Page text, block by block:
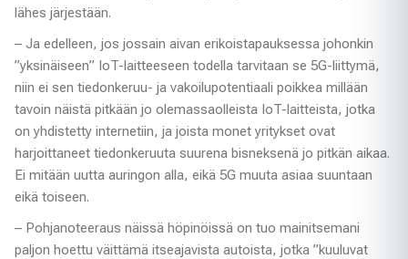
lähes järjestään.
– Ja edelleen, jos jossain aivan erikoistapauksessa johonkin
”yksinäiseen” IoT-laitteeseen todella tarvitaan se 5G-liittymä,
niin ei sen tiedonkeruu- ja vakoilupotentiaali poikkea millään
tavoin näistä pitkään jo olemassaolleista IoT-laitteista, jotka
on yhdistetty internetiin, ja joista monet yritykset ovat
harjoittaneet tiedonkeruuta suurena bisneksenä jo pitkän aikaa.
Ei mitään uutta auringon alla, eikä 5G muuta asiaa suuntaan
eikä toiseen.
– Pohjanoteeraus näissä höpinöissä on tuo mainitsemani
paljon hoettu väittämä itseajavista autoista, jotka ”kuuluvat